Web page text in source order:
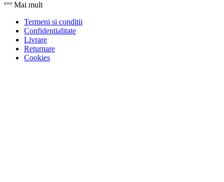
Mai mult
Termeni si conditii
Confidentialitate
Livrare
Returnare
Cookies